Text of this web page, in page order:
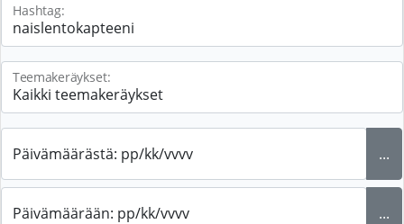
Hashtag:
Teemakeräykset:
Päivämäärästä: pp/kk/vvvv ...
Päivämäärään: pp/kk/vvvv ...